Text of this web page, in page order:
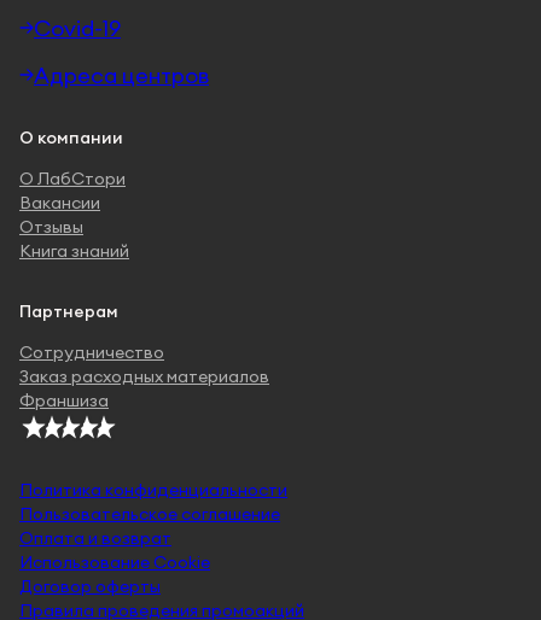
Covid-19
Адреса центров
О компании
О ЛабСтори
Вакансии
Отзывы
Книга знаний
Партнерам
Сотрудничество
Заказ расходных материалов
Франшиза
Политика конфиденциальности
Пользовательское соглашение
Оплата и возврат
Использование Cookie
Договор оферты
Правила проведения промоакций